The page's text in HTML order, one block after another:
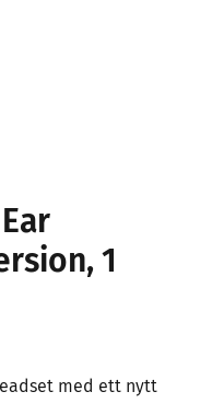
1
med ett nytt